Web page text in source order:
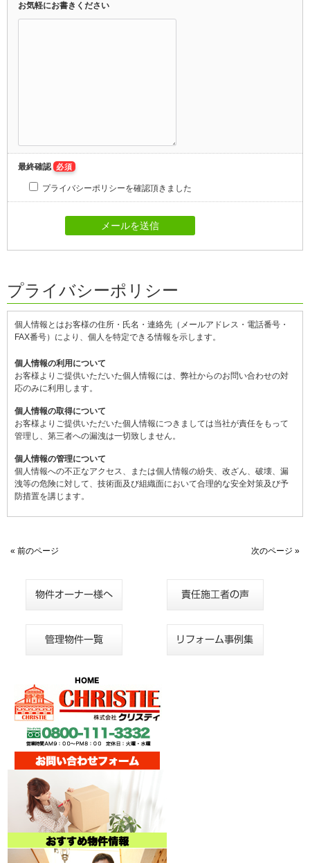
お気軽にお書きください
最終確認 必須
プライバシーポリシーを確認頂きました
プライバシーポリシー
個人情報とはお客様の住所・氏名・連絡先（メールアドレス・電話番号・
FAX番号）により、個人を特定できる情報を示します。
個人情報の利用について
お客様よりご提供いただいた個人情報には、弊社からのお問い合わせの対
応のみに利用します。
個人情報の取得について
お客様よりご提供いただいた個人情報につきましては当社が責任をもって
管理し、第三者への漏洩は一切致しません。
個人情報の管理について
個人情報への不正なアクセス、または個人情報の紛失、改ざん、破壊、漏
洩等の危険に対して、技術面及び組織面において合理的な安全対策及び予
防措置を講じます。
« 前のページ 次のページ »